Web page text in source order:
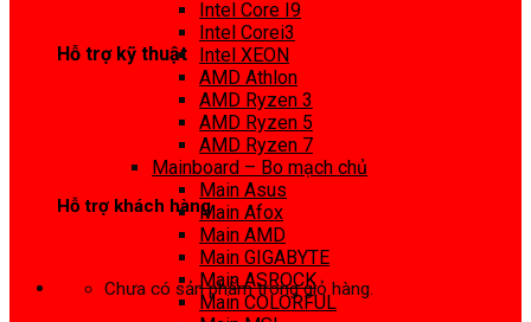
Hỗ trợ kỹ thuật
Hỗ trợ khách hàng
Chưa có sản phẩm trong giỏ hàng.
Intel Core I9
Intel Corei3
Intel XEON
AMD Athlon
AMD Ryzen 3
AMD Ryzen 5
AMD Ryzen 7
Mainboard – Bo mạch chủ
Main Asus
Main Afox
Main AMD
Main GIGABYTE
Main ASROCK
Main COLORFUL